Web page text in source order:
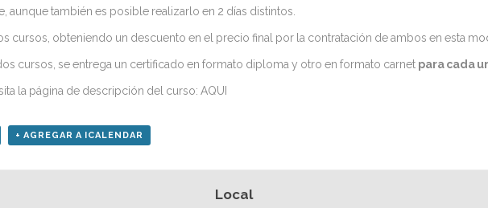
aunque también es posible realizarlo en 2 días distintos.
cursos, obteniendo un descuento en el precio final por la contratación de ambos en esta
cursos, se entrega un certificado en formato diploma y otro en formato carnet para cada
la página de descripción del curso: AQUI
+ AGREGAR A ICALENDAR
Local